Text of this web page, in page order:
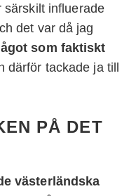
särskilt influerade
det var då jag
som faktiskt
därför tackade ja till
PÅ DET
västerländska